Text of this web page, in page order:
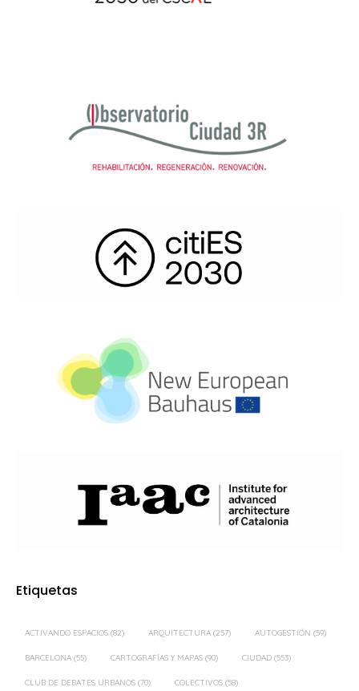
Etiquetas
ACTIVANDO ESPACIOS (82) ARQUITECTURA (257) AUTOGESTIÓN (59)
BARCELONA (55) CARTOGRAFÍAS Y MAPAS (90) CIUDAD (553)
CLUB DE DEBATES URBANOS (70) COLECTIVOS (58)